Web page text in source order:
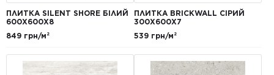
ПЛИТКА SILENT SHORE БІЛИЙ
600Х600Х8
849 грн/м²
ПЛИТКА BRICKWALL СІРИЙ
300Х600Х7
539 грн/м²